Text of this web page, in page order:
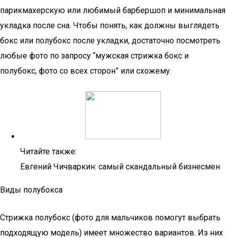
парикмахерскую или любимый барбершоп и минимальная
укладка после сна. Чтобы понять, как должны выглядеть
бокс или полубокс после укладки, достаточно посмотреть
любые фото по запросу “мужская стрижка бокс и
полубокс, фото со всех сторон” или схожему.
Читайте также:
Евгений Чичваркин: самый скандальный бизнесмен
Виды полубокса
Стрижка полубокс (фото для мальчиков помогут выбрать
подходящую модель) имеет множество вариантов. Из них